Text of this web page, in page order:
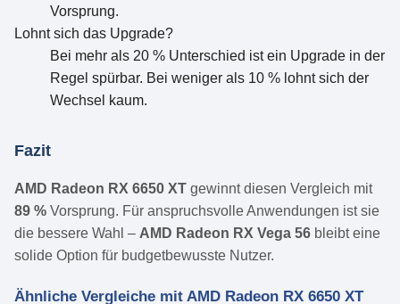
Vorsprung.
Lohnt sich das Upgrade?
Bei mehr als 20 % Unterschied ist ein Upgrade in der
Regel spürbar. Bei weniger als 10 % lohnt sich der
Wechsel kaum.
Fazit
AMD Radeon RX 6650 XT gewinnt diesen Vergleich mit
89 % Vorsprung. Für anspruchsvolle Anwendungen ist sie
die bessere Wahl – AMD Radeon RX Vega 56 bleibt eine
solide Option für budgetbewusste Nutzer.
Ähnliche Vergleiche mit AMD Radeon RX 6650 XT